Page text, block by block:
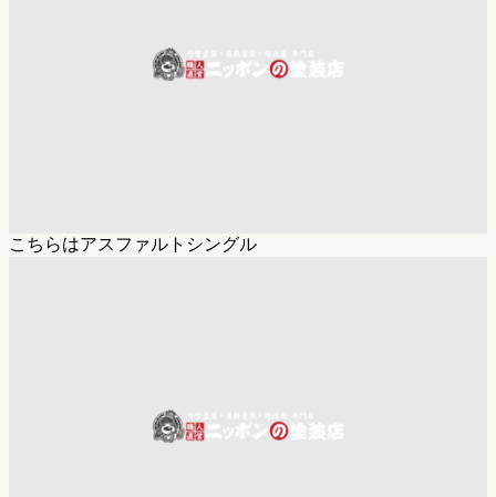
こちらはアスファルトシングル